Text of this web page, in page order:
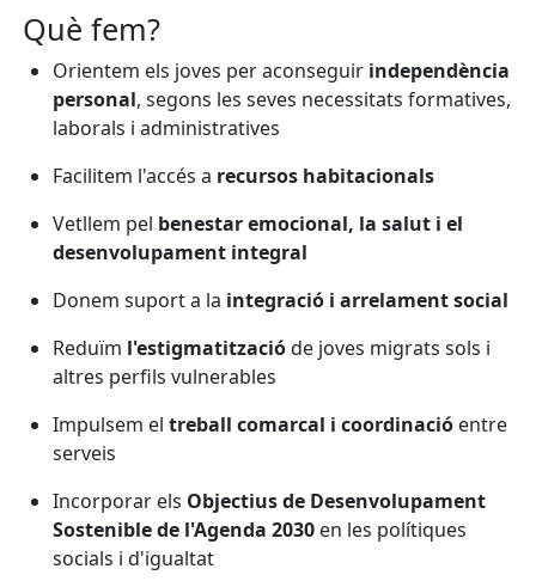
Què fem?
Orientem els joves per aconseguir independència
personal, segons les seves necessitats formatives,
laborals i administratives
Facilitem l'accés a recursos habitacionals
Vetllem pel benestar emocional, la salut i el
desenvolupament integral
Donem suport a la integració i arrelament social
Reduïm l'estigmatitzacióde joves migrats sols i
altres perfils vulnerables
Impulsem el treball comarcal i coordinació entre
serveis
Incorporar els Objectius de Desenvolupament
Sostenible de l'Agenda 2030 en les polítiques
socials i d'igualtat